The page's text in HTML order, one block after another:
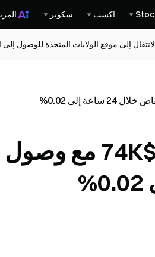
اكسب سكوير
إلى موقع الولايات المتحدة للوصول
البيتكوين يخترق إلى ما دون $74K مع وصول